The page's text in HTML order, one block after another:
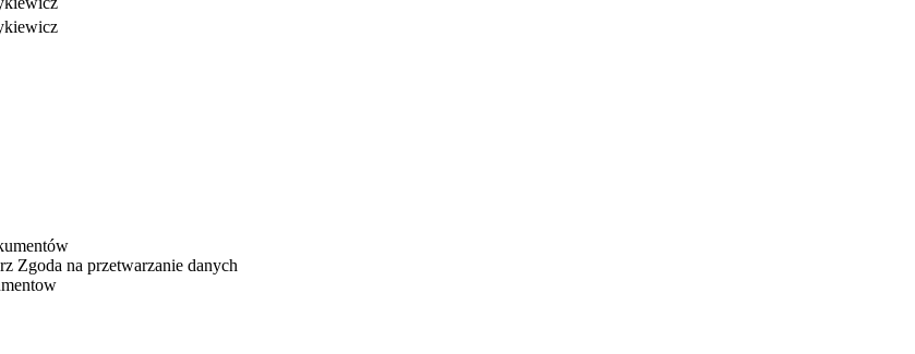
Zgoda na przetwarzanie danych